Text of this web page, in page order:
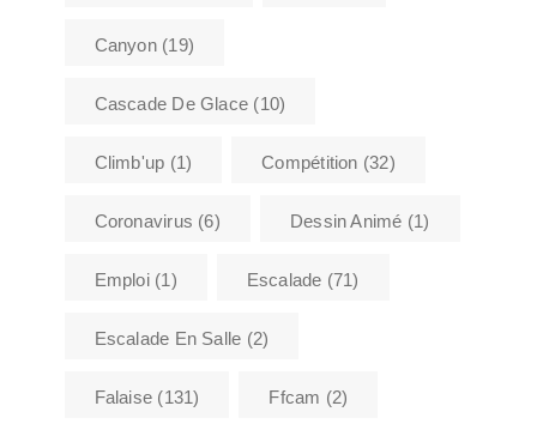
Canyon(19)
Cascade De Glace (10)
Climb'up (1) Compétition (32)
Coronavirus (6) Dessin Animé (1)
Emploi(1) Escalade (71)
Escalade En Salle (2)
Falaise (131) Ffcam (2)